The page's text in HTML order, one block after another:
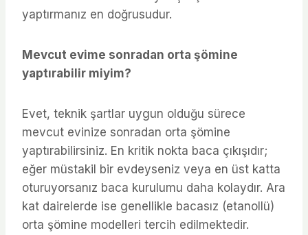
yaptırmanız en doğrusudur.
Mevcut evime sonradan orta şömine
yaptırabilir miyim?
Evet, teknik şartlar uygun olduğu sürece
mevcut evinize sonradan orta şömine
yaptırabilirsiniz. En kritik nokta baca çıkışıdır;
eğer müstakil bir evdeyseniz veya en üst katta
oturuyorsanız baca kurulumu daha kolaydır. Ara
kat dairelerde ise genellikle bacasız (etanollü)
orta şömine modelleri tercih edilmektedir.